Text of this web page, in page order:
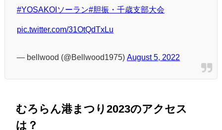
#YOSAKOIソーラン#胆振・千歳支部大会
pic.twitter.com/31OtQdTxLu
— bellwood (@Bellwood1975) August 5, 2022
むろらん港まつり2023のアクセス
は？